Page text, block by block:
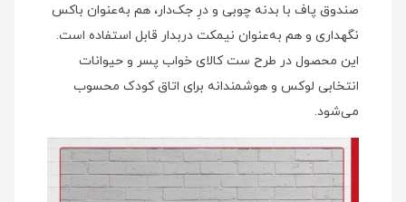
صندوق پاف با بدنه چوبی و درِ جک‌دار، هم به‌عنوان باکس
نگهداری و هم به‌عنوان نیمکت دربدار قابل استفاده است.
این محصول در طرح ست کالای خواب پسر و حیوانات
انتخابی لوکس و هوشمندانه برای اتاق کودک محسوب
می‌شود.